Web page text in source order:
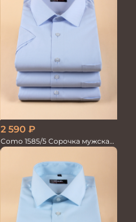
2 590 ₽
Como 1585/5 Сорочка мужская
кор.рукав